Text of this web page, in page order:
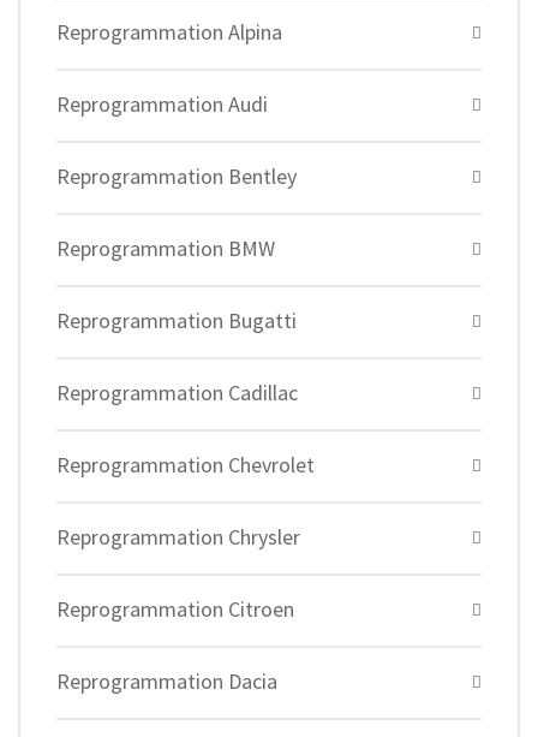
Reprogrammation Alpina
Reprogrammation Audi
Reprogrammation Bentley
Reprogrammation BMW
Reprogrammation Bugatti
Reprogrammation Cadillac
Reprogrammation Chevrolet
Reprogrammation Chrysler
Reprogrammation Citroen
Reprogrammation Dacia